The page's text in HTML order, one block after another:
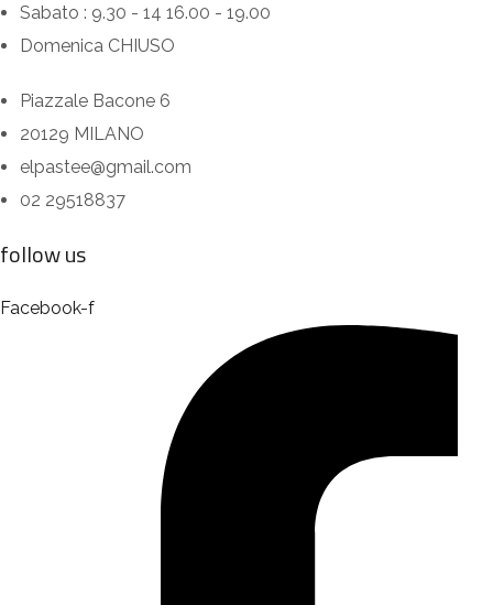
Sabato : 9.30 - 14 16.00 - 19.00
Domenica CHIUSO
Piazzale Bacone 6
20129 MILANO
elpastee@gmail.com
02 29518837
follow us
Facebook-f